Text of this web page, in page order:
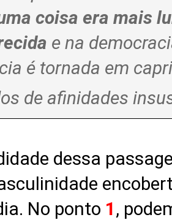
coisa era mais
e na
é tornada em
de afinidades
dessa
No ponto 1 ,